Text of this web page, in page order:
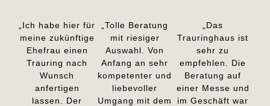
„Ich habe hier für
meine zukünftige
Ehefrau einen
Trauring nach
Wunsch
anfertigen
lassen. Der
„Tolle Beratung
mit riesiger
Auswahl. Von
Anfang an sehr
kompetenter und
liebevoller
Umgang mit dem
„Das
Trauringhaus ist
sehr zu
empfehlen. Die
Beratung auf
einer Messe und
im Geschäft war